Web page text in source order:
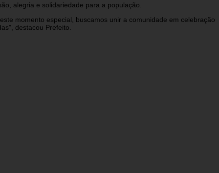
alegria e solidariedade para a população.
momento especial, buscamos unir a comunidade em celebração
destacou Prefeito.